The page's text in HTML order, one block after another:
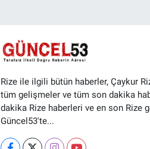
Rize ile ilgili bütün haberler, Çaykur
tüm gelişmeler ve tüm son dakika
dakika Rize haberleri ve en son Rize
Güncel53'te...